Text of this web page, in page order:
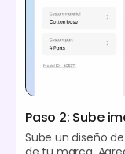
Paso 2: Sube
Sube un diseño